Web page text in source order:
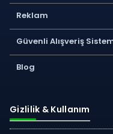
Reklam
Güvenli Alışveriş
Blog
Gizlilik & Kullanım